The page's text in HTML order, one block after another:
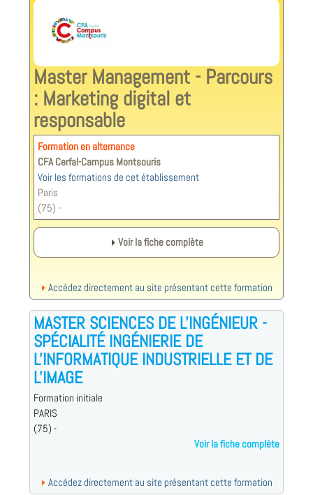
Master Management - Parcours
: Marketing digital et
responsable
Formation en alternance
CFA Cerfal-Campus Montsouris
Voir les formations de cet établissement
Paris
(75) -
Voir la fiche complète
Accédez directement au site présentant cette formation
MASTER SCIENCES DE L'INGÉNIEUR -
SPÉCIALITÉ INGÉNIERIE DE
L'INFORMATIQUE INDUSTRIELLE ET DE
L'IMAGE
Formation initiale
PARIS
(75) -
Voir la fiche complète
Accédez directement au site présentant cette formation